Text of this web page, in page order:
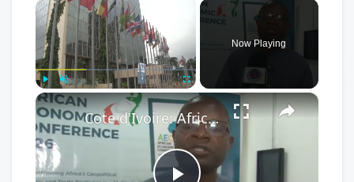
Play Unmute Fullscreen
Now Playing
×
Cote d'Ivoire: African Economic Conference focuses on development opportunities in multipolar world.